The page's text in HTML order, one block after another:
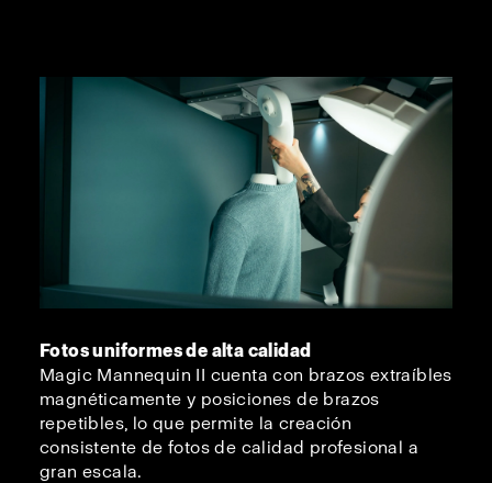
Fotos uniformes de alta calidad
Magic Mannequin II cuenta con brazos extraíbles
magnéticamente y posiciones de brazos
repetibles, lo que permite la creación
consistente de fotos de calidad profesional a
gran escala.